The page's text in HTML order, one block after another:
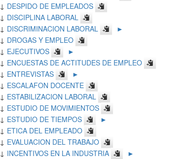
↓ DESPIDO DE EMPLEADOS
↓ DISCIPLINA LABORAL
↓ DISCRIMINACION LABORAL
►
↓ DROGAS Y EMPLEO
↓ EJECUTIVOS
►
↓ ENCUESTAS DE ACTITUDES DE EMPLEO
↓ ENTREVISTAS
►
↓ ESCALAFON DOCENTE
↓ ESTABILIZACION LABORAL
↓ ESTUDIO DE MOVIMIENTOS
↓ ESTUDIO DE TIEMPOS
►
↓ ETICA DEL EMPLEADO
↓ EVALUACION DEL TRABAJO
↓ INCENTIVOS EN LA INDUSTRIA
►